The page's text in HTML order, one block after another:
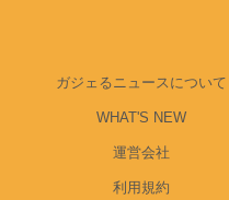
ガジェるニュースについて
WHAT'S NEW
運営会社
利用規約